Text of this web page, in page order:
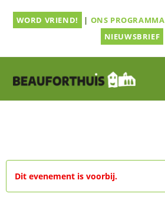
naarWORD VRIEND! | ONS PROGRAMMA
NIEUWSBRIEF
Dit evenement is voorbij.